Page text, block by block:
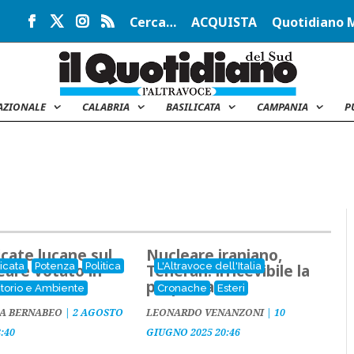
Cerca… ACQUISTA Quotidiano
CALABRIA BASILICATA CAMPANIA
Potenza
Politica
e Ambiente
lucane sul
votato in
BERNABEO |2 AGOSTO
L'Altravoce dell'Italia
Cronache
Esteri
Nucleare iraniano,
Teheran: irricevibile la
proposta Usa
LEONARDO VENANZONI|10
GIUGNO 2025 20:46